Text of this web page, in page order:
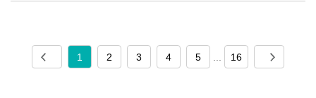
1 2 3 4 5 16